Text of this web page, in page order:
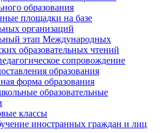
образования
площадки на базе
организаций
этап Международных
образовательных чтений
сопровождение
образования
форма образования
образовательные
классы
иностранных граждан и лиц